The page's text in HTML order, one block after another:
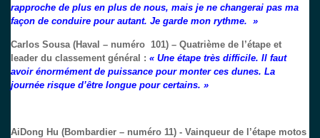
rapproche de plus en plus de nous, mais je ne changerai pas ma
façon de conduire pour autant. Je garde mon rythme. »
Carlos Sousa (Haval – numéro 101) – Quatrième de l’étape et
leader du classement général : « Une étape très difficile. Il faut
avoir énormément de puissance pour monter ces dunes. La
journée risque d’être longue pour certains. »
AiDong Hu (Bombardier – numéro 11) - Vainqueur de l’étape motos